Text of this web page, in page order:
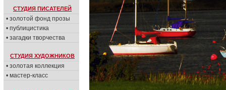
СТУДИЯ ПИСАТЕЛЕЙ
• золотой фонд прозы
• публицистика
• загадки творчества
СТУДИЯ ХУДОЖНИКОВ
• золотая коллекция
• мастер-класс